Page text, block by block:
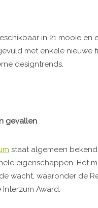
in 21 mooie en
met enkele nieuwe
designtrends.
gevallen
staat algemeen
eigenschappen. Het
wacht, waaronder de
Award.